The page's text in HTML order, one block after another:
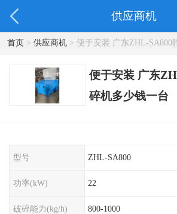
供应商机
首页> 供应商机> 便于安装 广东ZHL-SA800
便于安装 广东
碎机多少钱一台
型号 ZHL-SA800
功率(kW) 22
破碎能力(kg/h) 800-1000